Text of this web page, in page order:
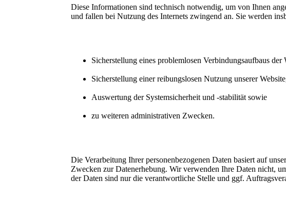
Diese Informationen sind technisch notwendig, um von Ihnen
und fallen bei Nutzung des Internets zwingend an. Sie werden
Sicherstellung eines problemlosen Verbindungsaufbaus der
Sicherstellung einer reibungslosen Nutzung unserer
Auswertung der Systemsicherheit und -stabilität sowie
zu weiteren administrativen Zwecken.
Die Verarbeitung Ihrer personenbezogenen Daten basiert auf
Zwecken zur Datenerhebung. Wir verwenden Ihre Daten nicht,
der Daten sind nur die verantwortliche Stelle und ggf.